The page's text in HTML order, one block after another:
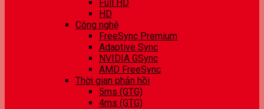
Full HD
HD
Công nghệ
FreeSync Premium
Adaptive Sync
NVIDIA GSync
AMD FreeSync
Thời gian phản hồi
5ms (GTG)
4ms (GTG)